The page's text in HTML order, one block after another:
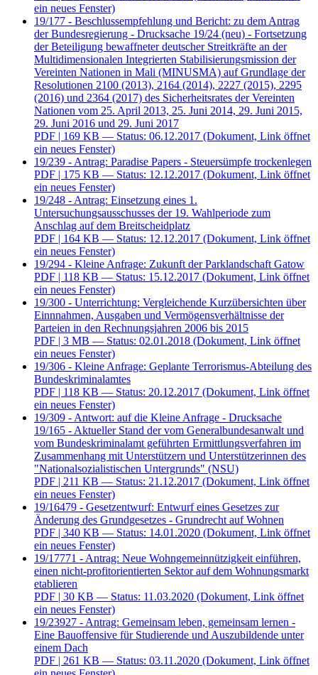
ein neues Fenster)
19/177 - Beschlussempfehlung und Bericht: zu dem Antrag
der Bundesregierung - Drucksache 19/24 (neu) - Fortsetzung
der Beteiligung bewaffneter deutscher Streitkräfte an der
Multidimensionalen Integrierten Stabilisierungsmission der
Vereinten Nationen in Mali (MINUSMA) auf Grundlage der
Resolutionen 2100 (2013), 2164 (2014), 2227 (2015), 2295
(2016) und 2364 (2017) des Sicherheitsrates der Vereinten
Nationen vom 25. April 2013, 25. Juni 2014, 29. Juni 2015,
29. Juni 2016 und 29. Juni 2017
PDF | 169 KB — Status: 06.12.2017 (Dokument, Link öffnet
ein neues Fenster)
19/239 - Antrag: Paradise Papers - Steuersümpfe trockenlegen
PDF | 175 KB — Status: 12.12.2017 (Dokument, Link öffnet
ein neues Fenster)
19/248 - Antrag: Einsetzung eines 1.
Untersuchungsausschusses der 19. Wahlperiode zum
Anschlag auf dem Breitscheidplatz
PDF | 164 KB — Status: 12.12.2017 (Dokument, Link öffnet
ein neues Fenster)
19/294 - Kleine Anfrage: Zukunft der Parklandschaft Gatow
PDF | 118 KB — Status: 15.12.2017 (Dokument, Link öffnet
ein neues Fenster)
19/300 - Unterrichtung: Vergleichende Kurzübersichten über
Einnnahmen, Ausgaben und Vermögensverhältnisse der
Parteien in den Rechnungsjahren 2006 bis 2015
PDF | 3 MB — Status: 02.01.2018 (Dokument, Link öffnet
ein neues Fenster)
19/306 - Kleine Anfrage: Geplante Terrorismus-Abteilung des
Bundeskriminalamtes
PDF | 118 KB — Status: 20.12.2017 (Dokument, Link öffnet
ein neues Fenster)
19/309 - Antwort: auf die Kleine Anfrage - Drucksache
19/165 - Aktueller Stand der vom Generalbundesanwalt und
vom Bundeskriminalamt geführten Ermittlungsverfahren im
Zusammenhang mit Unterstützern und Unterstützerinnen des
"Nationalsozialistischen Untergrunds" (NSU)
PDF | 211 KB — Status: 21.12.2017 (Dokument, Link öffnet
ein neues Fenster)
19/16479 - Gesetzentwurf: Entwurf eines Gesetzes zur
Änderung des Grundgesetzes - Grundrecht auf Wohnen
PDF | 340 KB — Status: 14.01.2020 (Dokument, Link öffnet
ein neues Fenster)
19/17771 - Antrag: Neue Wohngemeinnützigkeit einführen,
einen nicht-profitorientierten Sektor auf dem Wohnungsmarkt
etablieren
PDF | 30 KB — Status: 11.03.2020 (Dokument, Link öffnet
ein neues Fenster)
19/23927 - Antrag: Gemeinsam leben, gemeinsam lernen -
Eine Bauoffensive für Studierende und Auszubildende unter
einem Dach
PDF | 261 KB — Status: 03.11.2020 (Dokument, Link öffnet